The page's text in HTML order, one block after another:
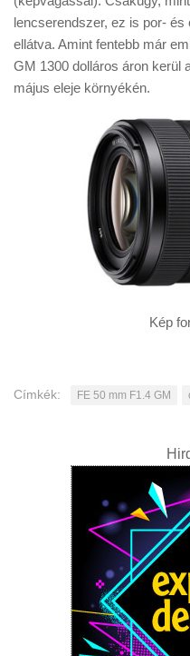
lencserendszer, ez is por-
ellátva. Amint fentebb már
GM 1300 dolláros áron kerül
május eleje környékén.
Kép
Címkék: FE 50 mm F1.4 GM